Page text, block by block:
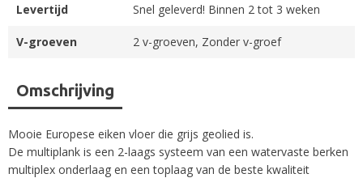
Omschrijving
Mooie Europese eiken vloer die grijs geolied is.
De multiplank is een 2-laags systeem van een watervaste berken
multiplex onderlaag en een toplaag van de beste kwaliteit
Levertijd Snel geleverd! Binnen 2 tot 3 weken
V-groeven 2 v-groeven, Zonder v-groef